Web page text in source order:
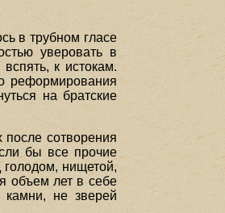
в трубном гласе
уверовать в
к истокам.
реформирования
на братские
после сотворения
бы все прочие
нищетой,
объем лет в себе
камни, не зверей